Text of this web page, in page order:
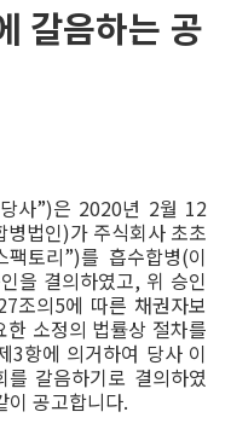
갈음하는 공
사”)은 2020년 2월 12
법인)가 주식회사 초초
토리”)를 흡수합병(이
을 결의하였고, 위 승인
조의5에 따른 채권자보
소정의 법률상 절차를
3항에 의거하여 당사 이
갈음하기로 결의하였
이 공고합니다.